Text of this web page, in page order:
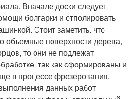
Вначале доски следует
болгарки и отполировать
Стоит заметить, что
объемные поверхности дерева,
то они не подлежат
так как сформированы и
в процессе фрезерования.
данных работ